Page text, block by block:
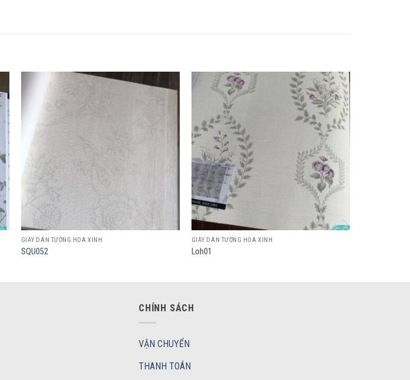
GIẤY DÁN TƯỜNG HOA XINH
SQU052
Add to
wishlist
GIẤY DÁN TƯỜNG HOA XINH
Loh01
CHÍNH SÁCH
VẬN CHUYỂN
THANH TOÁN